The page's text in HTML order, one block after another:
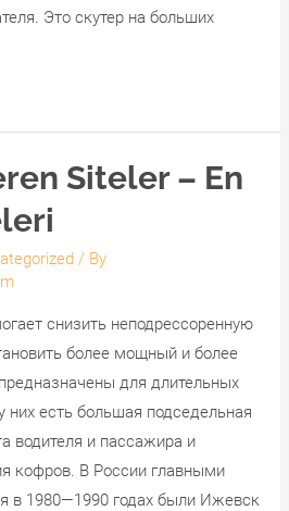
Это скутер на больших
Siteler – En
/ By
снизить неподрессоренную
более мощный и более
для длительных
них есть большая подседельная
водителя и пассажира и
кофров. В России главными
в 1980—1990 годах были Ижевск